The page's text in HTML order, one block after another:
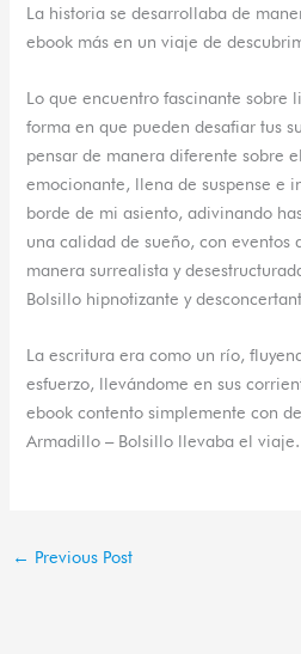
La historia se desarrollaba de
ebook más en un viaje de
Lo que encuentro fascinante sobre
forma en que pueden desafiar tus
pensar de manera diferente sobre
emocionante, llena de suspense e
borde de mi asiento, adivinando
una calidad de sueño, con eventos
manera surrealista y
Bolsillo hipnotizante y
La escritura era como un río,
esfuerzo, llevándome en sus
ebook contento simplemente con
Armadillo – Bolsillo llevaba el viaje.
← Previous Post